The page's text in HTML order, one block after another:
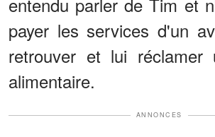
payer les services d'un
retrouver et lui réclamer
alimentaire.
ANNONCES